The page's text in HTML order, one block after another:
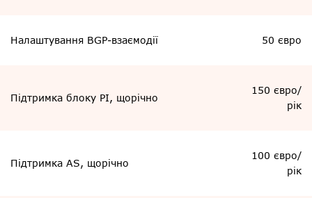
Налаштування BGP-взаємодії 50 євро
Підтримка блоку PI, щорічно
150 євро/
рік
Підтримка AS, щорічно
100 євро/
рік